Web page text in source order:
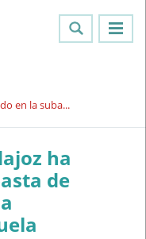
en la suba...
ha
de